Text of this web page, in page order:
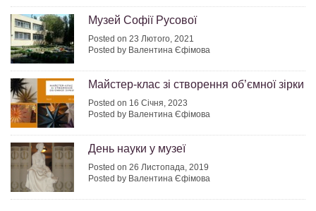
Музей Софії Русової
Posted on 23 Лютого, 2021
Posted by Валентина Єфімова
Майстер-клас зі створення об’ємної зірки
Posted on 16 Січня, 2023
Posted by Валентина Єфімова
День науки у музеї
Posted on 26 Листопада, 2019
Posted by Валентина Єфімова